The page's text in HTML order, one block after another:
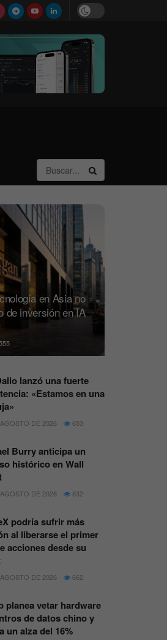
en Asia no
de inversión en IA
lanzó una fuerte
«Estamos en una
DE 2026 653
Burry anticipa un
histórico en Wall
DE 2026 832
podría sufrir más
al liberarse el primer
acciones desde su
DE 2026 662
planea vetar hardware
de datos chino y
un alza del 16%